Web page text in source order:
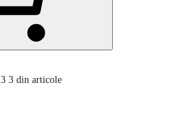
3 3 din articole